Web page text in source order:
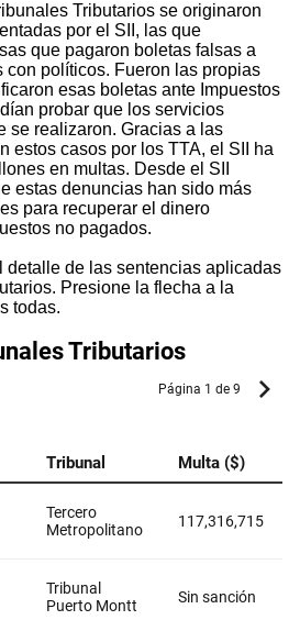
Tributarios se originaron
por el SII, las que
que pagaron boletas falsas a
con políticos. Fueron las propias
esas boletas ante Impuestos
probar que los servicios
se realizaron. Gracias a las
estos casos por los TTA, el SII ha
en multas. Desde el SII
estas denuncias han sido más
para recuperar el dinero
no pagados.
detalle de las sentencias aplicadas
Presione la flecha a la
todas.